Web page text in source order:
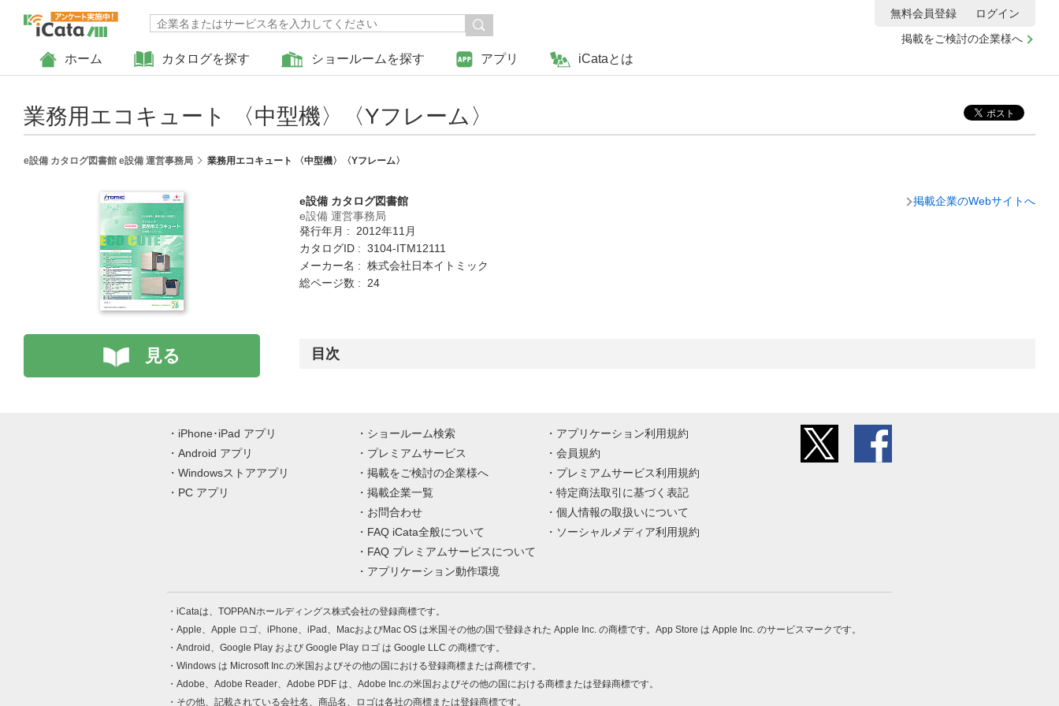
ホーム カタログを探す ショールームを探す アプリ iCataとは
掲載をご検討の企業様へ
無料会員登録 ログイン
業務用エコキュート 〈中型機〉〈Yフレーム〉
e設備 カタログ図書館 e設備 運営事務局 業務用エコキュート 〈中型機〉〈Yフレーム〉
見る
e設備 カタログ図書館
e設備 運営事務局
発行年月 : 2012年11月
カタログID : 3104-ITM12111
メーカー名 : 株式会社日本イトミック
総ページ数 : 24
掲載企業のWebサイトへ
目次
iPhone･iPad アプリ
Android アプリ
Windowsストアアプリ
PC アプリ
ショールーム検索
プレミアムサービス
掲載をご検討の企業様へ
掲載企業一覧
お問合わせ
FAQ iCata全般について
FAQ プレミアムサービスについて
アプリケーション動作環境
アプリケーション利用規約
会員規約
プレミアムサービス利用規約
特定商法取引に基づく表記
個人情報の取扱いについて
ソーシャルメディア利用規約
iCataは、TOPPANホールディングス株式会社の登録商標です。
Apple、Apple ロゴ、iPhone、iPad、MacおよびMac OS は米国その他の国で登録された Apple Inc. の商標です。App Store は Apple Inc. のサービスマークです。
Android、Google Play および Google Play ロゴ は Google LLC の商標です。
Windows は Microsoft Inc.の米国およびその他の国における登録商標または商標です。
Adobe、Adobe Reader、Adobe PDF は、Adobe Inc.の米国およびその他の国における商標または登録商標です。
その他、記載されている会社名、商品名、ロゴは各社の商標または登録商標です。